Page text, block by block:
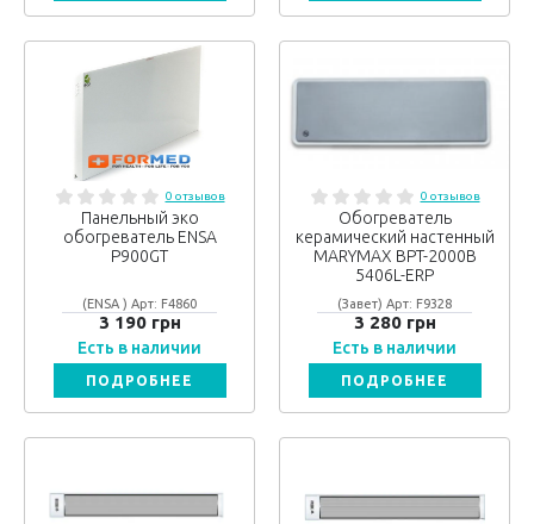
0 отзывов
Панельный эко
обогреватель ENSA
P900GT
(ENSA ) Арт: F4860
3 190 грн
Есть в наличии
ПОДРОБНЕЕ
0 отзывов
Обогреватель
керамический настенный
MARYMAX BPT-2000B
5406L-ERP
(Завет) Арт: F9328
3 280 грн
Есть в наличии
ПОДРОБНЕЕ